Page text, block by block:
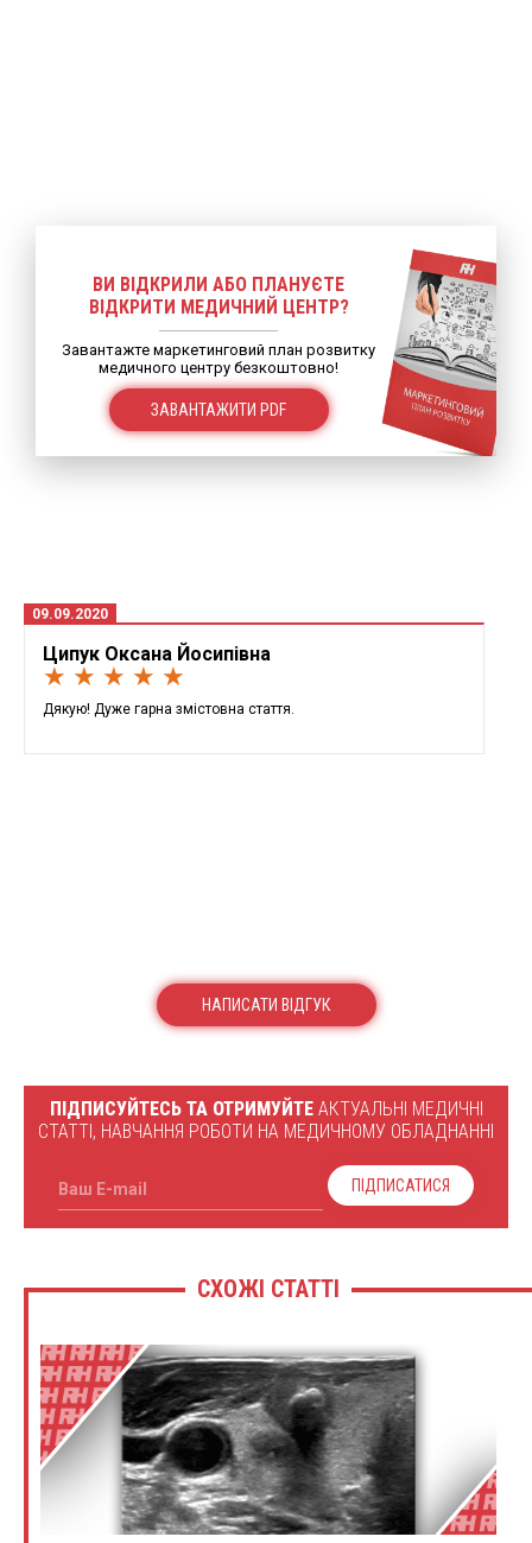
ВИ ВІДКРИЛИ АБО ПЛАНУЄТЕ
ВІДКРИТИ МЕДИЧНИЙ ЦЕНТР?
Завантажте маркетинговий план розвитку
медичного центру безкоштовно!
ЗАВАНТАЖИТИ PDF
09.09.2020
Ципук Оксана Йосипівна
★ ★ ★ ★ ★
Дякую! Дуже гарна змістовна стаття.
НАПИСАТИ ВІДГУК
ПІДПИСУЙТЕСЬ ТА ОТРИМУЙТЕАКТУАЛЬНІ МЕДИЧНІ
СТАТТІ, НАВЧАННЯ РОБОТИ НА МЕДИЧНОМУ ОБЛАДНАННІ
Ваш E-mail ПІДПИСАТИСЯ
СХОЖІ СТАТТІ